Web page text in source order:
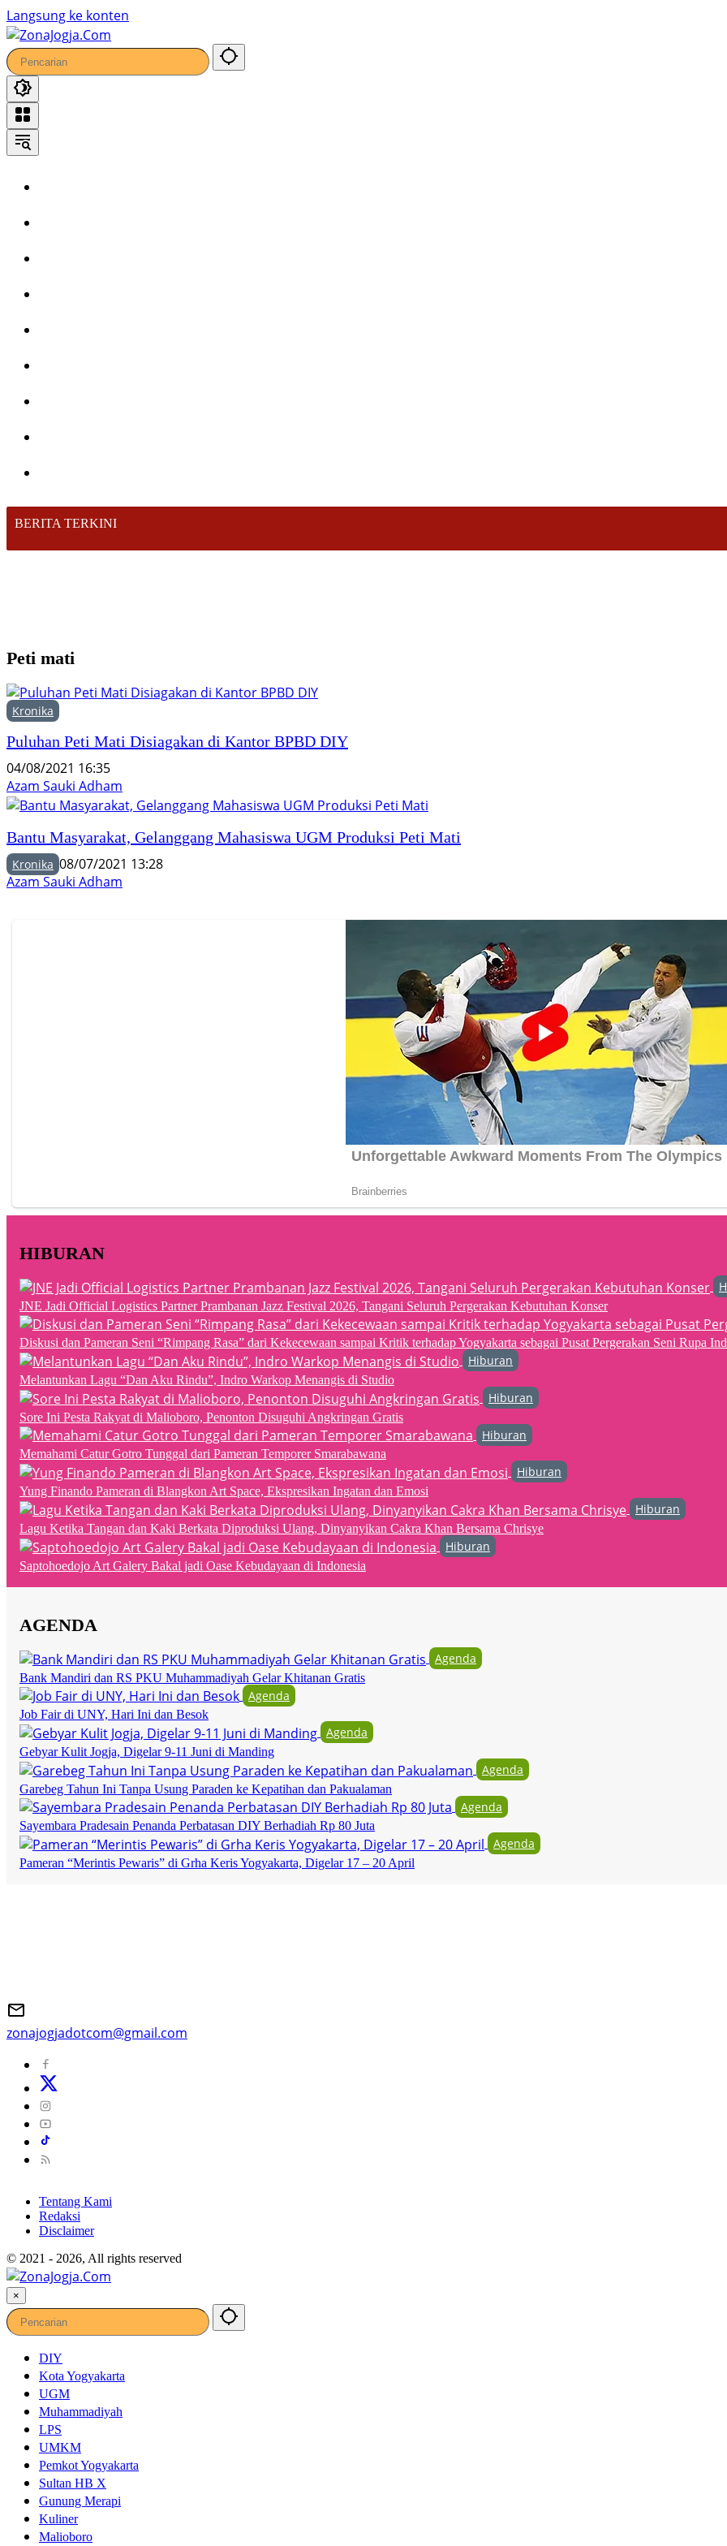
Langsung ke konten
BERITA TERKINI
Peti mati
Kronika
Puluhan Peti Mati Disiagakan di Kantor BPBD DIY
04/08/2021 16:35
Azam Sauki Adham
Bantu Masyarakat, Gelanggang Mahasiswa UGM Produksi Peti Mati
Kronika 08/07/2021 13:28
Azam Sauki Adham
HIBURAN
JNE Jadi Official Logistics Partner Prambanan Jazz Festival 2026, Tangani Seluruh Pergerakan Kebutuhan Konser
Diskusi dan Pameran Seni “Rimpang Rasa” dari Kekecewaan sampai Kritik terhadap Yogyakarta sebagai Pusat Pergerakan Seni Rupa
Hiburan
Melantunkan Lagu “Dan Aku Rindu”, Indro Warkop Menangis di Studio
Hiburan
Sore Ini Pesta Rakyat di Malioboro, Penonton Disuguhi Angkringan Gratis
Hiburan
Memahami Catur Gotro Tunggal dari Pameran Temporer Smarabawana
Hiburan
Yung Finando Pameran di Blangkon Art Space, Ekspresikan Ingatan dan Emosi
Hiburan
Lagu Ketika Tangan dan Kaki Berkata Diproduksi Ulang, Dinyanyikan Cakra Khan Bersama Chrisye
Hiburan
Saptohoedojo Art Galery Bakal jadi Oase Kebudayaan di Indonesia
AGENDA
Agenda
Bank Mandiri dan RS PKU Muhammadiyah Gelar Khitanan Gratis
Agenda
Job Fair di UNY, Hari Ini dan Besok
Agenda
Gebyar Kulit Jogja, Digelar 9-11 Juni di Manding
Agenda
Garebeg Tahun Ini Tanpa Usung Paraden ke Kepatihan dan Pakualaman
Agenda
Sayembara Pradesain Penanda Perbatasan DIY Berhadiah Rp 80 Juta
Agenda
Pameran “Merintis Pewaris” di Grha Keris Yogyakarta, Digelar 17 – 20 April
zonajogjadotcom@gmail.com
Tentang Kami
Redaksi
Disclaimer
© 2021 - 2026, All rights reserved
×
DIY
Kota Yogyakarta
UGM
Muhammadiyah
LPS
UMKM
Pemkot Yogyakarta
Sultan HB X
Gunung Merapi
Kuliner
Malioboro